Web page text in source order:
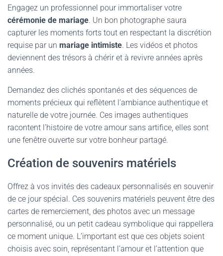
Engagez un professionnel pour immortaliser votre
cérémonie de mariage. Un bon photographe saura
capturer les moments forts tout en respectant la discrétion
requise par un mariage intimiste. Les vidéos et photos
deviennent des trésors à chérir et à revivre années après
années.
Demandez des clichés spontanés et des séquences de
moments précieux qui reflètent l’ambiance authentique et
naturelle de votre journée. Ces images authentiques
racontent l’histoire de votre amour sans artifice, elles sont
une fenêtre ouverte sur votre bonheur partagé.
Création de souvenirs matériels
Offrez à vos invités des cadeaux personnalisés en souvenir
de ce jour spécial. Ces souvenirs matériels peuvent être des
cartes de remerciement, des photos avec un message
personnalisé, ou un petit cadeau symbolique qui rappellera
ce moment unique. L’important est que ces objets soient
choisis avec soin, représentant l’amour et l’attention que